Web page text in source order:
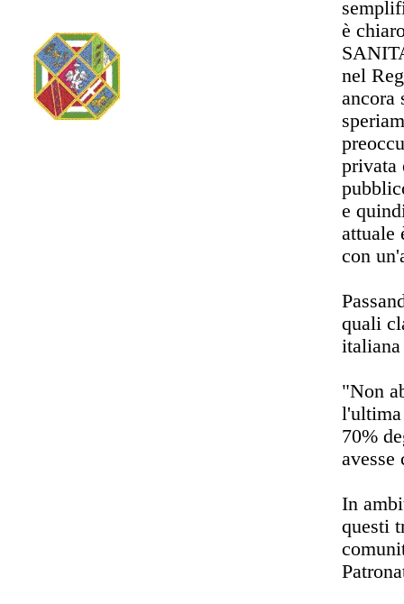
è
nel
ancora
privata
e
attuale
con
quali
italiana
"Non
70%
avesse
In
questi